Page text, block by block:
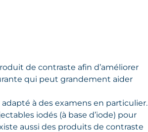
de contraste afin d’améliorer
qui peut grandement aider
à des examens en particulier.
iodés (à base d’iode) pour
aussi des produits de contraste